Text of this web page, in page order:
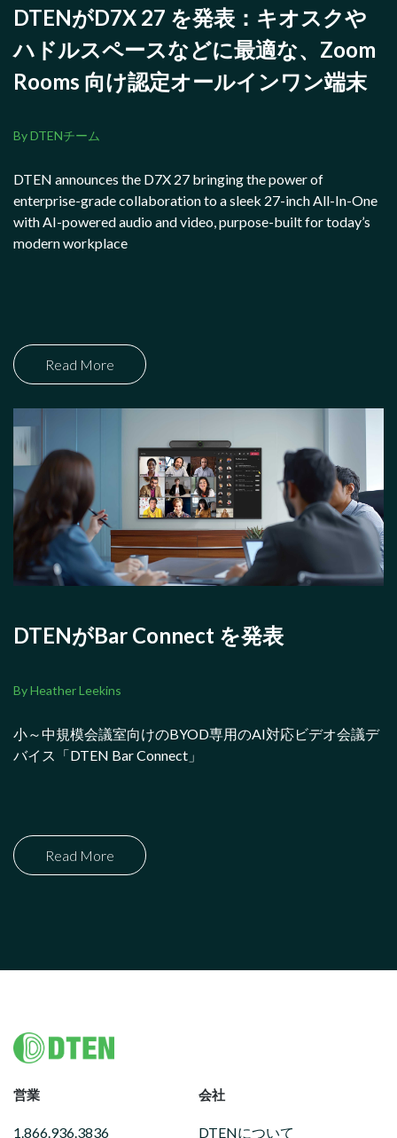
DTENがD7X 27 を発表：キオスクや
ハドルスペースなどに最適な、Zoom
Rooms 向け認定オールインワン端末
By DTENチーム
DTEN announces the D7X 27 bringing the power of
enterprise-grade collaboration to a sleek 27-inch All-In-One
with AI-powered audio and video, purpose-built for today’s
modern workplace
Read More
DTENがBar Connect を発表
By Heather Leekins
小～中規模会議室向けのBYOD専用のAI対応ビデオ会議デ
バイス「DTEN Bar Connect」
Read More
Footer
営業
1.866.936.3836
会社
DTENについて